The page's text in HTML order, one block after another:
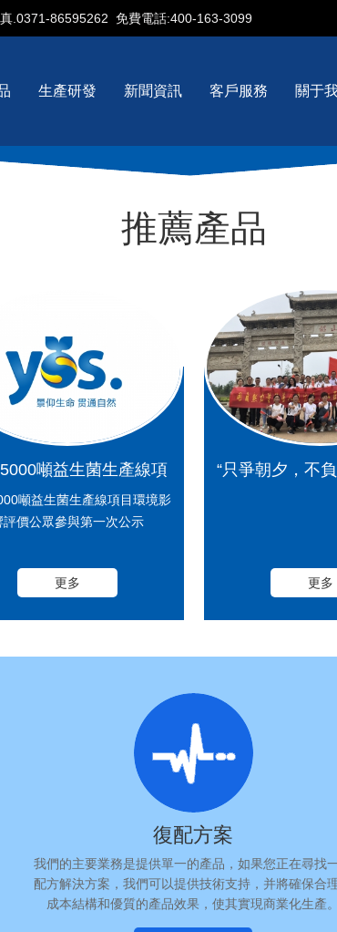
.0371-86595262 免費電話:400-163-3099
生產研發 新聞資訊 客戶服務 關于
科研、生產和銷售。公司經過多年發展，設計建設了三
推薦產品
噸益生菌生產線項
境影響評價公眾參與第
一次公示信息
噸益生菌生產線項目環境影
評價公眾參與第一次公示
更多
“只爭朝夕，不
更多
復配方案
我們的主要業務是提供單一的產品，如果您正在尋找
配方解決方案，我們可以提供技術支持，并將確保合
成本結構和優質的產品效果，使其實現商業化生產。